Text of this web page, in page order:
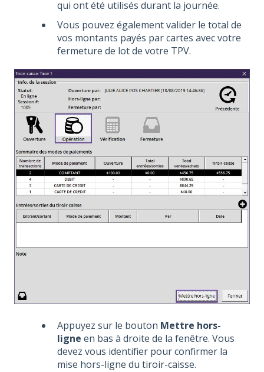
qui ont été utilisés durant la journée.
Vous pouvez également valider le total de
vos montants payés par cartes avec votre
fermeture de lot de votre TPV.
Appuyez sur le bouton Mettre hors-
ligne en bas à droite de la fenêtre. Vous
devez vous identifier pour confirmer la
mise hors-ligne du tiroir-caisse.